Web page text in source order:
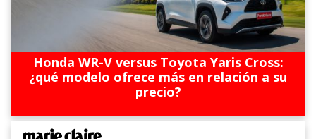
Honda WR-V versus Toyota Yaris Cross:
¿qué modelo ofrece más en relación a su
precio?